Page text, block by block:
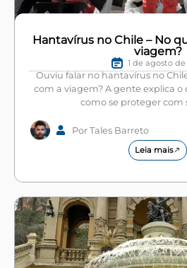
Hantavírus no Chile – No
viagem?
1 de agosto de
Ouviu falar no hantavírus no
com a viagem? A gente explica o
como se proteger com
Por Tales Barreto
Leia mais